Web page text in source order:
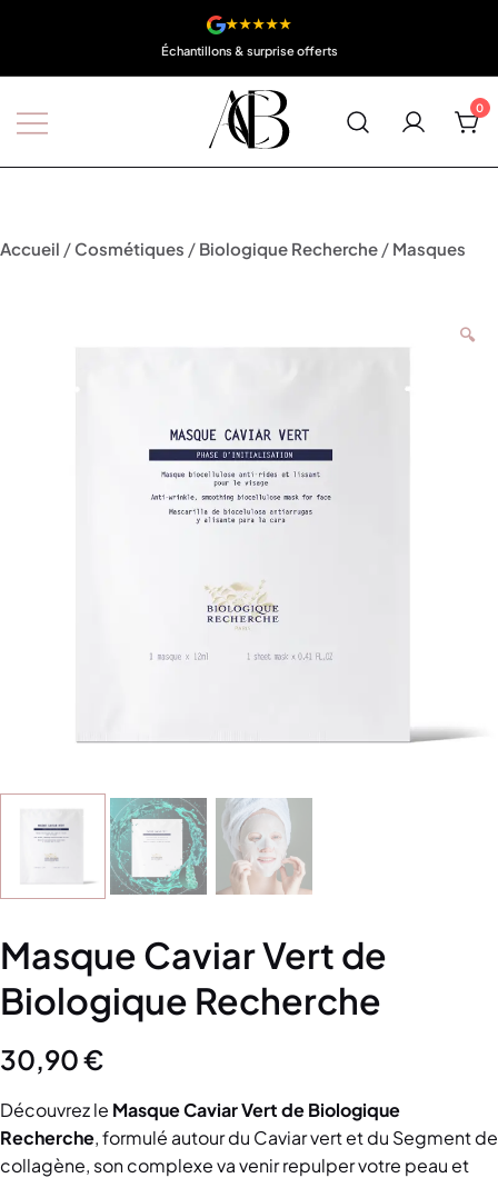
0
Accueil /Cosmétiques / Biologique Recherche / Masques
🔍
Masque Caviar Vert de
Biologique Recherche
30,90€
Découvrez le Masque Caviar Vert de Biologique
Recherche, formulé autour du Caviar vert et du Segment de
collagène, son complexe va venir repulper votre peau et